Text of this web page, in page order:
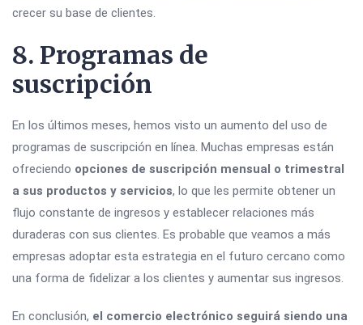
crecer su base de clientes.
8. Programas de
suscripción
En los últimos meses, hemos visto un aumento del uso de
programas de suscripción en línea. Muchas empresas están
ofreciendo opciones de suscripción mensual o trimestral
a sus productos y servicios, lo que les permite obtener un
flujo constante de ingresos y establecer relaciones más
duraderas con sus clientes. Es probable que veamos a más
empresas adoptar esta estrategia en el futuro cercano como
una forma de fidelizar a los clientes y aumentar sus ingresos.
En conclusión, el comercio electrónico seguirá siendo una